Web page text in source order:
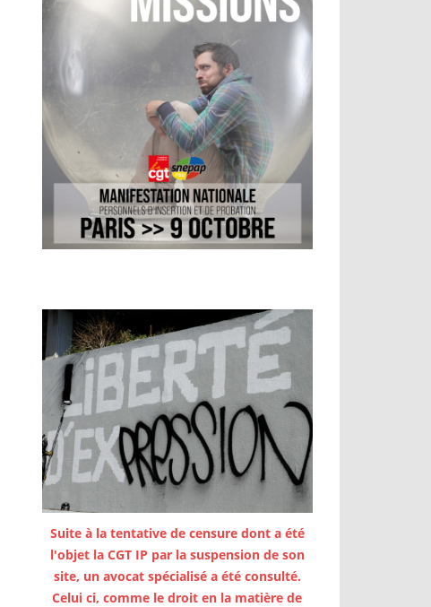
Suite à la tentative de censure dont a été
l'objet la CGT IP par la suspension de son
site, un avocat spécialisé a été consulté.
Celui ci, comme le droit en la matière de